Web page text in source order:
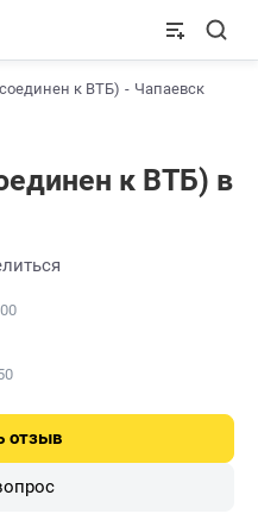
к ВТБ)
Чапаевск
к ВТБ) в
отзыв